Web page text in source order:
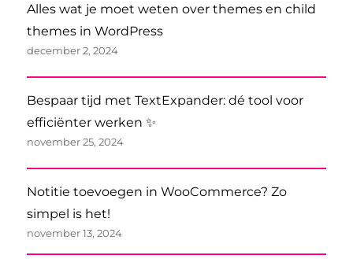
Alles wat je moet weten over themes en child
themes in WordPress
december 2, 2024
Bespaar tijd met TextExpander: dé tool voor
efficiënter werken ✨
november 25, 2024
Notitie toevoegen in WooCommerce? Zo
simpel is het!
november 13, 2024